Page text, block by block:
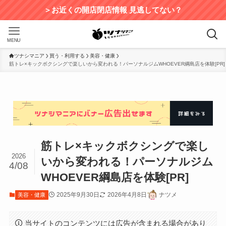
＞お近くの開店閉店情報 見逃してない？
MENU
ツナシマニア 買う・利用する
美容・健康
筋トレ×キックボクシングで楽しいから変われる！パーソナルジムWHOEVER綱島店を体験[PR]
筋トレ×キックボクシングで楽し
いから変われる！パーソナルジム
WHOEVER綱島店を体験[PR]
2026
4/08
美容・健康 2025年9月30日 2026年4月8日 ナツメ
当サイトのコンテンツには広告が含まれる場合があり